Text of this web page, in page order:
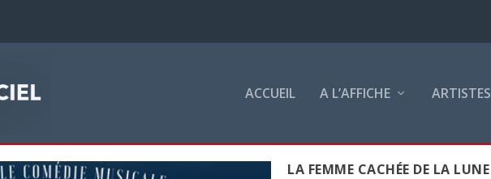
ACCUEIL A L’AFFICHE ARTISTES
LA FEMME CACHÉE DE LA LUNE